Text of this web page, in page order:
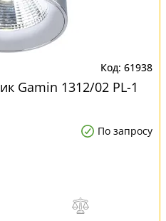
61938
Gamin 1312/02 PL-1
По запросу